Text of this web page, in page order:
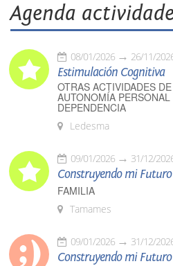
Agenda
08/01/2026 26/11/
Estimulación Cognitiva
OTRAS ACTIVIDADES
AUTONOMÍA
DEPENDENCIA
Ledesma
09/01/2026 31/12/
Construyendo mi Futuro
FAMILIA
Tamames
09/01/2026 31/12/
Construyendo mi Futuro